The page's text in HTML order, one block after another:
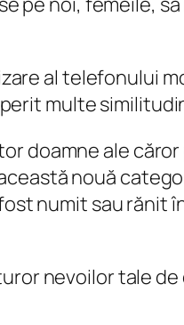
al telefonului
multe
doamne ale
nouă
numit sau rănit
nevoilor tale